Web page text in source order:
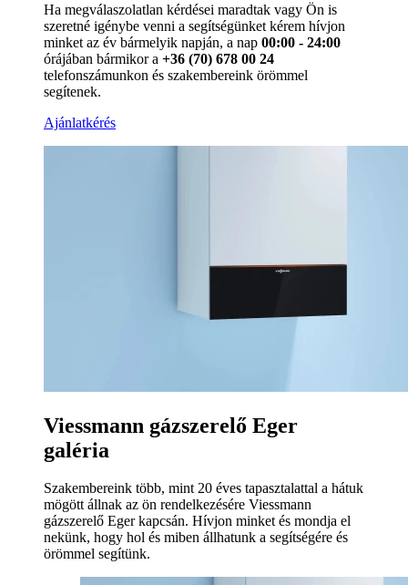
Ha megválaszolatlan kérdései maradtak vagy Ön is
szeretné igénybe venni a segítségünket kérem hívjon
minket az év bármelyik napján, a nap 00:00 - 24:00
órájában bármikor a +36 (70) 678 00 24
telefonszámunkon és szakembereink örömmel
segítenek.
Ajánlatkérés
Viessmann gázszerelő Eger
galéria
Szakembereink több, mint 20 éves tapasztalattal a hátuk
mögött állnak az ön rendelkezésére Viessmann
gázszerelő Eger kapcsán. Hívjon minket és mondja el
nekünk, hogy hol és miben állhatunk a segítségére és
örömmel segítünk.